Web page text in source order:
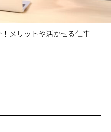
メリットや活かせる仕事